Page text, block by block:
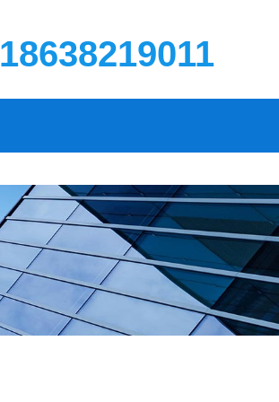
18638219011